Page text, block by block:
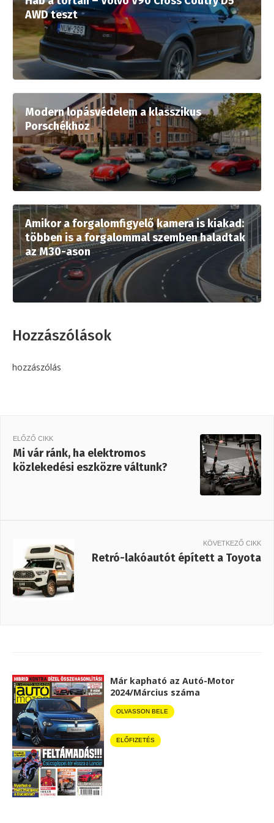
AWD teszt
Modern lopásvédelem a klasszikus
Porschékhoz
Amikor a forgalomfigyelő kamera is kiakad:
többen is a forgalommal szemben haladtak
az M30-ason
Hozzászólások
hozzászólás
ELŐZŐ CIKK
Mi vár ránk, ha elektromos
közlekedési eszközre váltunk?
KÖVETKEZŐ CIKK
Retró-lakóautót épített a Toyota
Már kapható az Autó-Motor
2024/Március száma
OLVASSON BELE
ELŐFIZETÉS